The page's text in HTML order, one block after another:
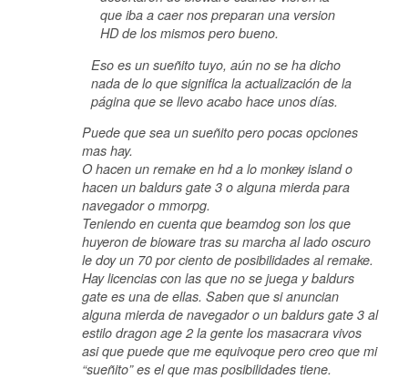
que iba a caer nos preparan una version
HD de los mismos pero bueno.
Eso es un sueñito tuyo, aún no se ha dicho
nada de lo que significa la actualización de la
página que se llevo acabo hace unos días.
Puede que sea un sueñito pero pocas opciones
mas hay.
O hacen un remake en hd a lo monkey island o
hacen un baldurs gate 3 o alguna mierda para
navegador o mmorpg.
Teniendo en cuenta que beamdog son los que
huyeron de bioware tras su marcha al lado oscuro
le doy un 70 por ciento de posibilidades al remake.
Hay licencias con las que no se juega y baldurs
gate es una de ellas. Saben que si anuncian
alguna mierda de navegador o un baldurs gate 3 al
estilo dragon age 2 la gente los masacrara vivos
asi que puede que me equivoque pero creo que mi
“sueñito” es el que mas posibilidades tiene.